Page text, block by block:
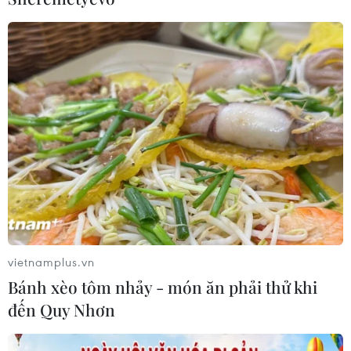
Dịch tả bùng phát nghiêm trọng tại
Nigeria, hàng trăm người tử vong
23/07/2026 07:23
Dịch Ebola: Số ca tử vong ở châu Phi
tăng lên hơn 1.000 người
22/07/2026 22:56
Tỷ phú Bill Gates nhấn mạnh tầm
quan trọng của đầu tư vào con người
và công nghệ
22/07/2026 06:02
vietnamplus.vn
Bánh xèo tôm nhảy - món ăn phải thử khi
đến Quy Nhơn